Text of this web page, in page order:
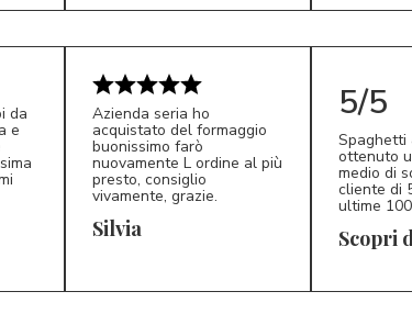
da
e
S*
Azienda seria ho
acquistato del formaggio
buonissimo farò
nuovamente L ordine al più
presto, consiglio
vivamente, grazie.
Silvia
5/5
Spaghetti
ottenuto
medio di
cliente di
ultime
Scopri